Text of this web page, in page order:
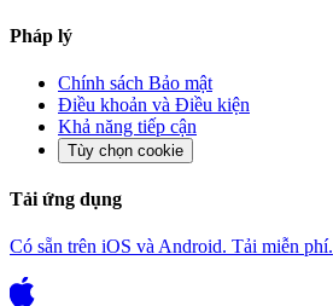
Pháp lý
Chính sách Bảo mật
Điều khoản và Điều kiện
Khả năng tiếp cận
Tùy chọn cookie
Tải ứng dụng
Có sẵn trên iOS và Android. Tải miễn phí.